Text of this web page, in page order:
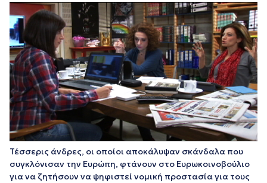
Τέσσερις άνδρες, οι οποίοι αποκάλυψαν σκάνδαλα που
συγκλόνισαν την Ευρώπη, φτάνουν στο Ευρωκοινοβούλιο
για να ζητήσουν να ψηφιστεί νομική προστασία για τους